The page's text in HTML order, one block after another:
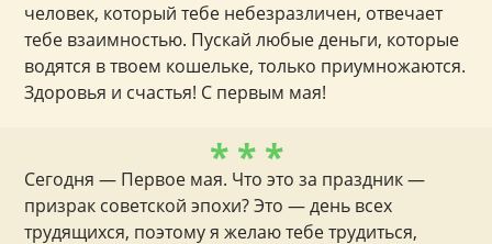
человек, который тебе небезразличен, отвечает
тебе взаимностью. Пускай любые деньги, которые
водятся в твоем кошельке, только приумножаются.
Здоровья и счастья! С первым мая!
* * *
Сегодня — Первое мая. Что это за праздник —
призрак советской эпохи? Это — день всех
трудящихся, поэтому я желаю тебе трудиться,